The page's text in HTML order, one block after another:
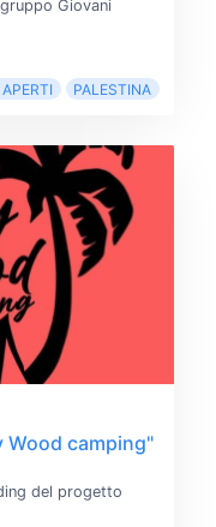
Giovani
PALESTINA
Wood camping"
del progetto